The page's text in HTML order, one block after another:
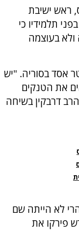
ראש ישיבת
תלמידיו כי
ולא בעוצמה
אסד בסוריה. "יש
את הטנקים
דרבקין בשיחה
לא הייתה שם
פירקו את